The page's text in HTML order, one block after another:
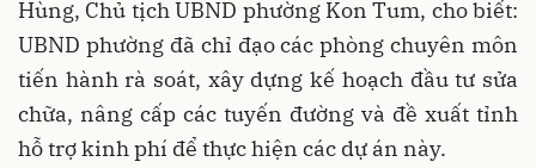
Hùng, Chủ tịch UBND phường Kon Tum, cho biết:
UBND phường đã chỉ đạo các phòng chuyên môn
tiến hành rà soát, xây dựng kế hoạch đầu tư sửa
chữa, nâng cấp các tuyến đường và đề xuất tỉnh
hỗ trợ kinh phí để thực hiện các dự án này.